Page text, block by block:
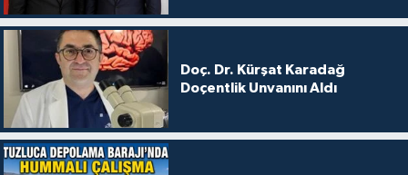
Doç. Dr. Kürşat Karadağ
Doçentlik Unvanını Aldı